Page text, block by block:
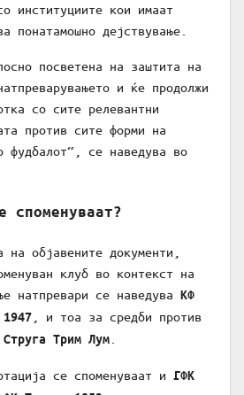
институциите кои имаат
понатамошно дејствување.
посветена на заштита на
и ќе продолжи
со сите релевантни
против сите форми на
фудбалот“, се наведува во
споменуваат?
на објавените документи,
клуб во контекст на
натпревари се наведува КФ
, и тоа за средби против
Трим Лум
се споменуваат и ГФК